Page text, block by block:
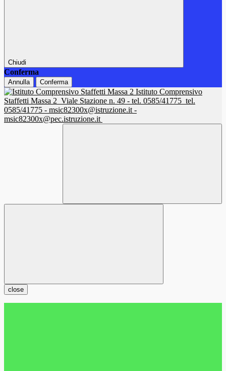
Chiudi
Conferma
Annulla Conferma
Istituto Comprensivo
Staffetti Massa 2 Viale Stazione n. 49 - tel. 0585/41775 tel.
0585/41775 - msic82300x@istruzione.it -
msic82300x@pec.istruzione.it
close